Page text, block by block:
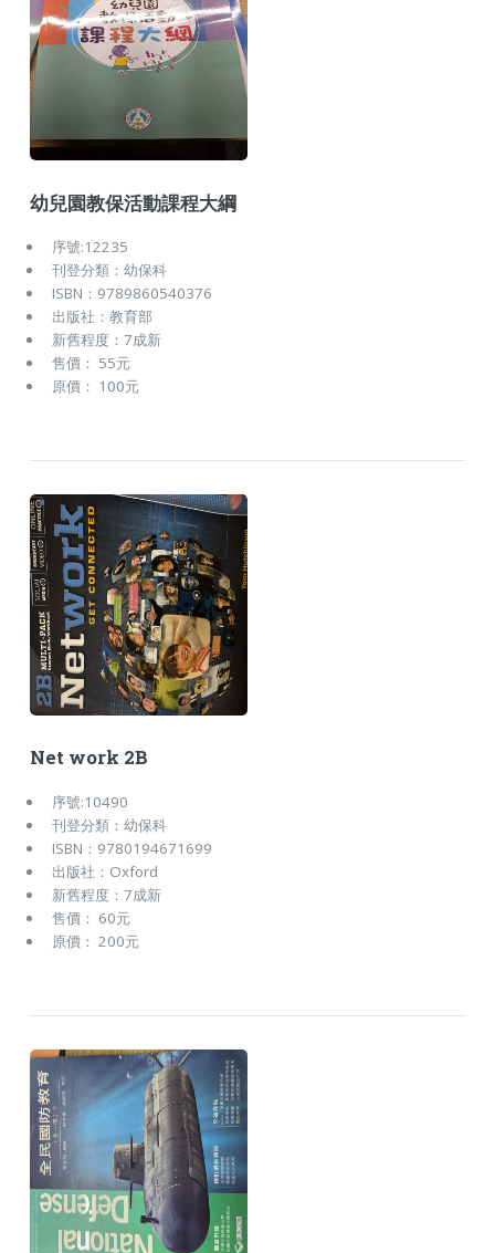
幼兒園教保活動課程大綱
序號:12235
刊登分類：幼保科
ISBN：9789860540376
出版社：教育部
新舊程度：7成新
售價： 55元
原價： 100元
Net work 2B
序號:10490
刊登分類：幼保科
ISBN：9780194671699
出版社：Oxford
新舊程度：7成新
售價： 60元
原價： 200元